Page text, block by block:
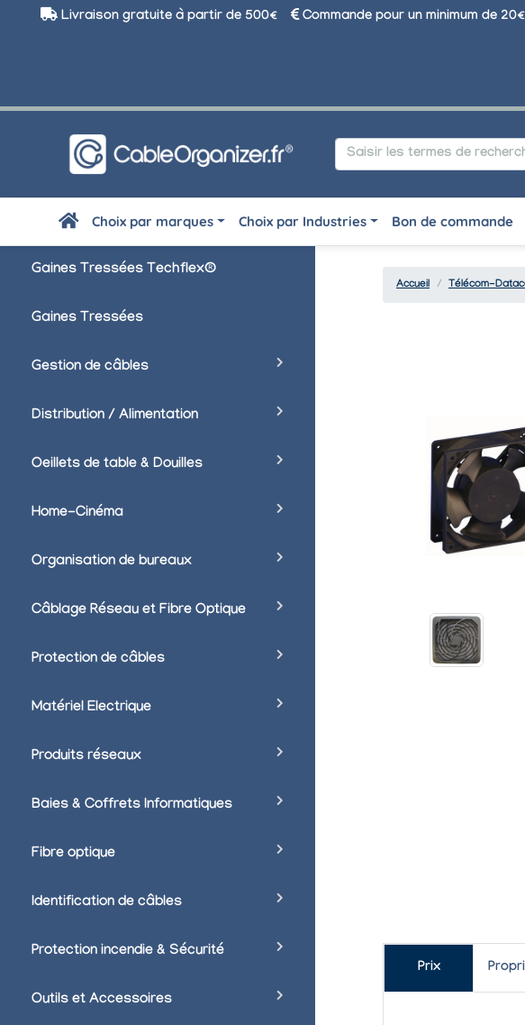
Livraison gratuite à partir de 500€ Commande pour un minimum de 20€
Choix par marques Choix par Industries Bon de commande
Gaines Tressées Techflex®
Gaines Tressées
Gestion de câbles
Distribution / Alimentation
Oeillets de table & Douilles
Home-Cinéma
Organisation de bureaux
Câblage Réseau et Fibre Optique
Protection de câbles
Matériel Electrique
Produits réseaux
Baies & Coffrets Informatiques
Fibre optique
Identification de câbles
Protection incendie & Sécurité
Outils et Accessoires
Accueil Télécom-
Prix